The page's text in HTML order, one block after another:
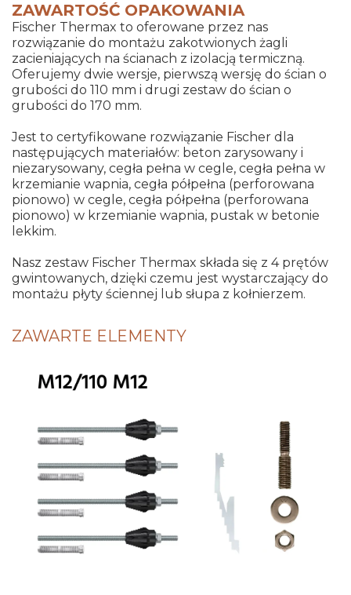
ZAWARTOŚĆ OPAKOWANIA
Fischer Thermax to oferowane przez nas
rozwiązanie do montażu zakotwionych żagli
zacieniających na ścianach z izolacją termiczną.
Oferujemy dwie wersje, pierwszą wersję do ścian o
grubości do 110 mm i drugi zestaw do ścian o
grubości do 170 mm.
Jest to certyfikowane rozwiązanie Fischer dla
następujących materiałów: beton zarysowany i
niezarysowany, cegła pełna w cegle, cegła pełna w
krzemianie wapnia, cegła półpełna (perforowana
pionowo) w cegle, cegła półpełna (perforowana
pionowo) w krzemianie wapnia, pustak w betonie
lekkim.
Nasz zestaw Fischer Thermax składa się z 4 prętów
gwintowanych, dzięki czemu jest wystarczający do
montażu płyty ściennej lub słupa z kołnierzem.
ZAWARTE ELEMENTY